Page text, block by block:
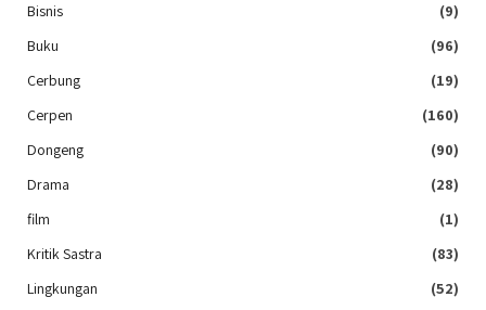
Bisnis
(9)
Buku
(96)
Cerbung
(19)
Cerpen
(160)
Dongeng
(90)
Drama
(28)
film
(1)
Kritik Sastra
(83)
Lingkungan
(52)